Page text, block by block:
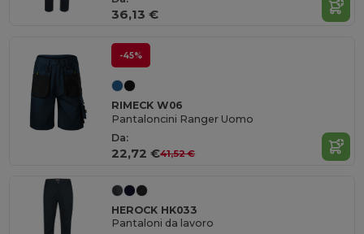
36,13 €
-45%
RIMECK W06
Pantaloncini Ranger Uomo
Da:
22,72 €41,52 €
HEROCK HK033
Pantaloni da lavoro